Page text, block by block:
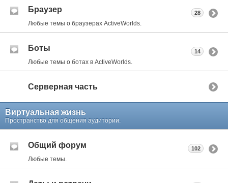
Браузер
Любые темы о браузерах ActiveWorlds.
28
Боты
Любые темы о ботах в ActiveWorlds.
14
Серверная часть
Виртуальная жизнь
Пространство для общения аудитории.
Общий форум
Любые темы.
102